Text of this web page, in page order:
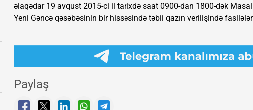
əlaqədar 19 avqust 2015-ci il tarixdə saat 0900-dan 1800-dək
Yeni Gəncə qəsəbəsinin bir hissəsində təbii qazın verilişində
Paylaş